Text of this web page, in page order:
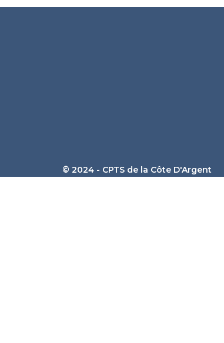
© 2024 - CPTS de la Côte D'Argent